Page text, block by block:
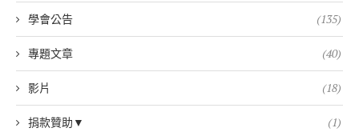
學會公告 (135)
專題文章 (40)
影片 (18)
捐款贊助▼ (1)